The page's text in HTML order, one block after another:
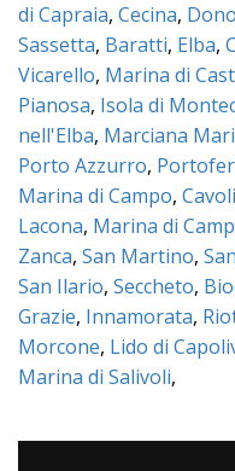
di Capraia, Cecina,
Sassetta, Baratti, Elba,
Vicarello, Marina di
Pianosa, Isola di
nell'Elba, Marciana
Porto Azzurro,
Marina di Campo, Cavoli
Lacona, Marina di
Zanca, San Martino,
San Ilario, Seccheto,
Grazie, Innamorata,
Morcone, Lido di
Marina di Salivoli,